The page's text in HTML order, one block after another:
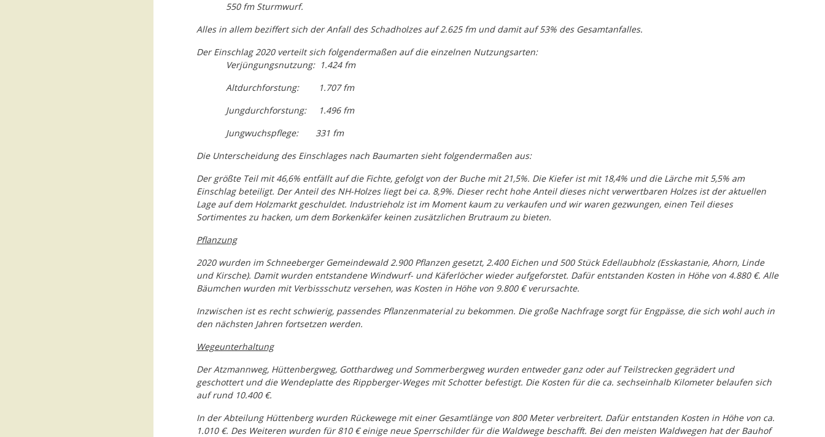
550 fm Sturmwurf.
Alles in allem beziffert sich der Anfall des Schadholzes auf 2.625 fm und damit auf 53% des Gesamtanfalles.
Der Einschlag 2020 verteilt sich folgendermaßen auf die einzelnen Nutzungsarten:
Verjüngungsnutzung: 1.424 fm
Altdurchforstung:
1.707 fm
Jungdurchforstung:
1.496 fm
Jungwuchspflege:
331 fm
Die Unterscheidung des Einschlages nach Baumarten sieht folgendermaßen aus:
Der größte Teil mit 46,6% entfällt auf die Fichte, gefolgt von der Buche mit 21,5%. Die Kiefer ist mit 18,4% und die Lärche mit 5,5% am
Einschlag beteiligt. Der Anteil des NH-Holzes liegt bei ca. 8,9%. Dieser recht hohe Anteil dieses nicht verwertbaren Holzes ist der aktuellen
Lage auf dem Holzmarkt geschuldet. Industrieholz ist im Moment kaum zu verkaufen und wir waren gezwungen, einen Teil dieses
Sortimentes zu hacken, um dem Borkenkäfer keinen zusätzlichen Brutraum zu bieten.
Pflanzung
2020 wurden im Schneeberger Gemeindewald 2.900 Pflanzen gesetzt, 2.400 Eichen und 500 Stück Edellaubholz (Esskastanie, Ahorn, Linde
und Kirsche). Damit wurden entstandene Windwurf- und Käferlöcher wieder aufgeforstet. Dafür entstanden Kosten in Höhe von 4.880 €. Alle
Bäumchen wurden mit Verbissschutz versehen, was Kosten in Höhe von 9.800 € verursachte.
Inzwischen ist es recht schwierig, passendes Pflanzenmaterial zu bekommen. Die große Nachfrage sorgt für Engpässe, die sich wohl auch in
den nächsten Jahren fortsetzen werden.
Wegeunterhaltung
Der Atzmannweg, Hüttenbergweg, Gotthardweg und Sommerbergweg wurden entweder ganz oder auf Teilstrecken gegrädert und
geschottert und die Wendeplatte des Rippberger-Weges mit Schotter befestigt. Die Kosten für die ca. sechseinhalb Kilometer belaufen sich
auf rund 10.400 €.
In der Abteilung Hüttenberg wurden Rückewege mit einer Gesamtlänge von 800 Meter verbreitert. Dafür entstanden Kosten in Höhe von ca.
1.010 €. Des Weiteren wurden für 810 € einige neue Sperrschilder für die Waldwege beschafft. Bei den meisten Waldwegen hat der Bauhof